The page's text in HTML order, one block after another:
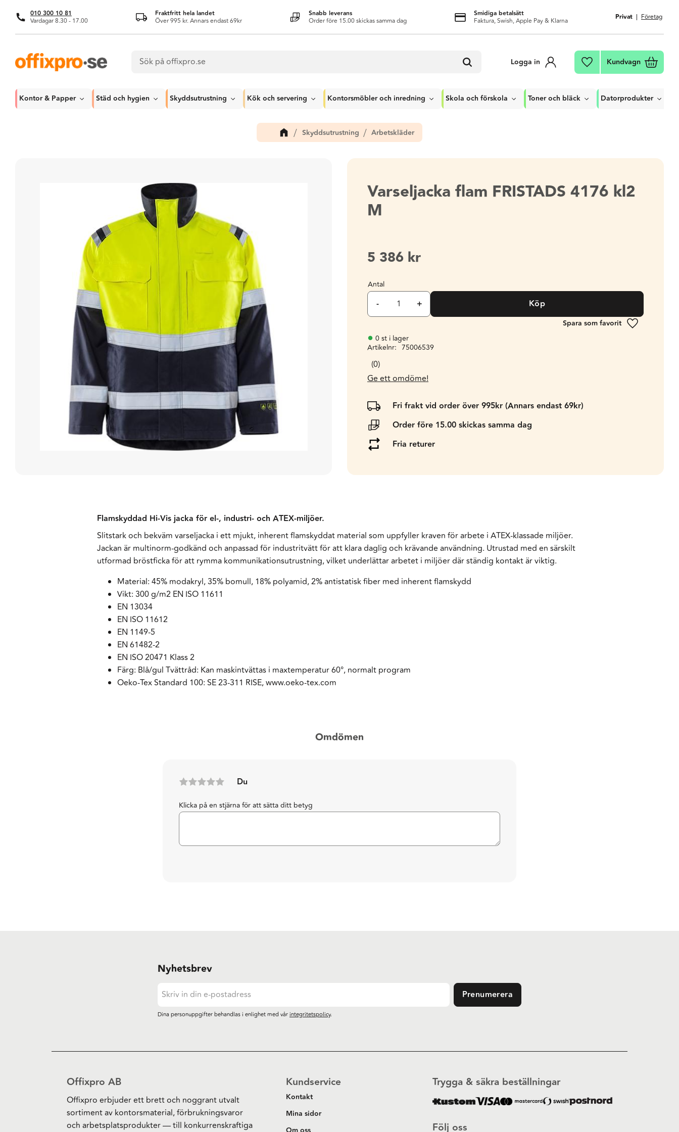
010 300 10 81
Vardagar 8.30 - 17.00
Fraktfritt hela landet
Över 995 kr. Annars endast 69kr
Snabb leverans
Order före 15.00 skickas samma dag
Smidiga betalsätt
Faktura, Swish, Apple Pay & Klarna Privat Företag
Logga in Favoriter
Kundvagn
Kontor & Papper Städ och hygien Skyddsutrustning Kök och servering Kontorsmöbler och inredning Skola och förskola Toner och bläck Datorprodukter
Skyddsutrustning Arbetskläder
Varseljacka flam FRISTADS 4176 kl2
M
5 386 kr
Antal
+
- Köp
Lägg till i
0 st i lager
Artikelnr
75006539
0
Ge ett omdöme!
Fri frakt vid order över 995kr (Annars endast 69kr)
Order före 15.00 skickas samma dag
Fria returer
Flamskyddad Hi-Vis jacka för el-, industri- och ATEX-miljöer.
Slitstark och bekväm varseljacka i ett mjukt, inherent flamskyddat material som uppfyller kraven för arbete i ATEX-klassade miljöer.
Jackan är multinorm-godkänd och anpassad för industritvätt för att klara daglig och krävande användning. Utrustad med en särskilt
utformad bröstficka för att rymma kommunikationsutrustning, vilket underlättar arbetet i miljöer där ständig kontakt är viktig.
Material: 45% modakryl, 35% bomull, 18% polyamid, 2% antistatisk fiber med inherent flamskydd
Vikt: 300 g/m2 EN ISO 11611
EN 13034
EN ISO 11612
EN 1149-5
EN 61482-2
EN ISO 20471 Klass 2
Färg: Blå/gul Tvättråd: Kan maskintvättas i maxtemperatur 60°, normalt program
Oeko-Tex Standard 100: SE 23-311 RISE, www.oeko-tex.com
Omdömen
Du
Klicka på en stjärna för att sätta ditt betyg
Nyhetsbrev
Prenumerera
Dina personuppgifter behandlas i enlighet med vårintegritetspolicy.
Offixpro AB
Offixpro erbjuder ett brett och noggrant utvalt
sortiment av kontorsmaterial, förbrukningsvaror
och arbetsplatsprodukter — till konkurrenskraftiga
Kundservice
Kontakt
Mina sidor
Följ oss
Trygga & säkra beställningar